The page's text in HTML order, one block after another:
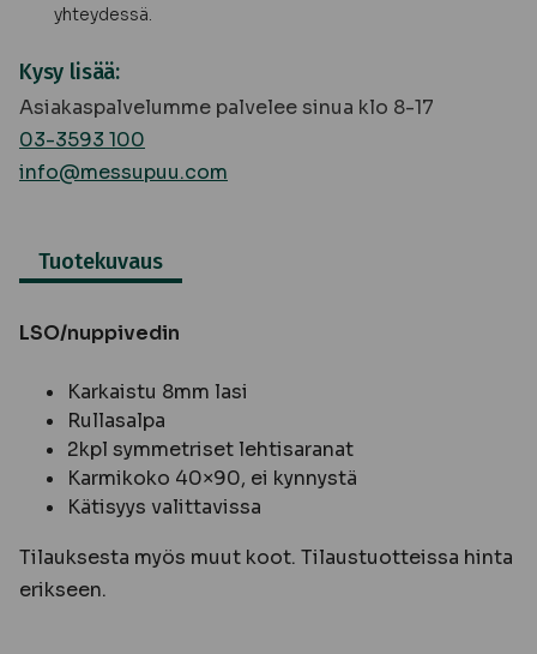
yhteydessä.
Kysy lisää:
Asiakaspalvelumme palvelee sinua klo 8-17
03-3593 100
info@messupuu.com
Tuotekuvaus
LSO/nuppivedin
Karkaistu 8mm lasi
Rullasalpa
2kpl symmetriset lehtisaranat
Karmikoko 40×90, ei kynnystä
Kätisyys valittavissa
Tilauksesta myös muut koot. Tilaustuotteissa hinta
erikseen.